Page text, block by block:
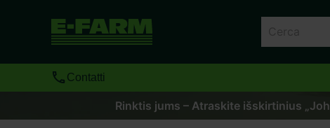
Contatti
Rinktis jums – Atraskite išskirtinius